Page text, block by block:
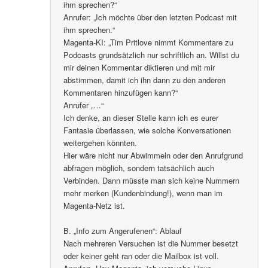
ihm sprechen?“
Anrufer: „Ich möchte über den letzten Podcast mit
ihm sprechen.“
Magenta-KI: „Tim Pritlove nimmt Kommentare zu
Podcasts grundsätzlich nur schriftlich an. Willst du
mir deinen Kommentar diktieren und mit mir
abstimmen, damit ich ihn dann zu den anderen
Kommentaren hinzufügen kann?“
Anrufer „…“
Ich denke, an dieser Stelle kann ich es eurer
Fantasie überlassen, wie solche Konversationen
weitergehen könnten.
Hier wäre nicht nur Abwimmeln oder den Anrufgrund
abfragen möglich, sondern tatsächlich auch
Verbinden. Dann müsste man sich keine Nummern
mehr merken (Kundenbindung!), wenn man im
Magenta-Netz ist.
B. „Info zum Angerufenen“: Ablauf
Nach mehreren Versuchen ist die Nummer besetzt
oder keiner geht ran oder die Mailbox ist voll.